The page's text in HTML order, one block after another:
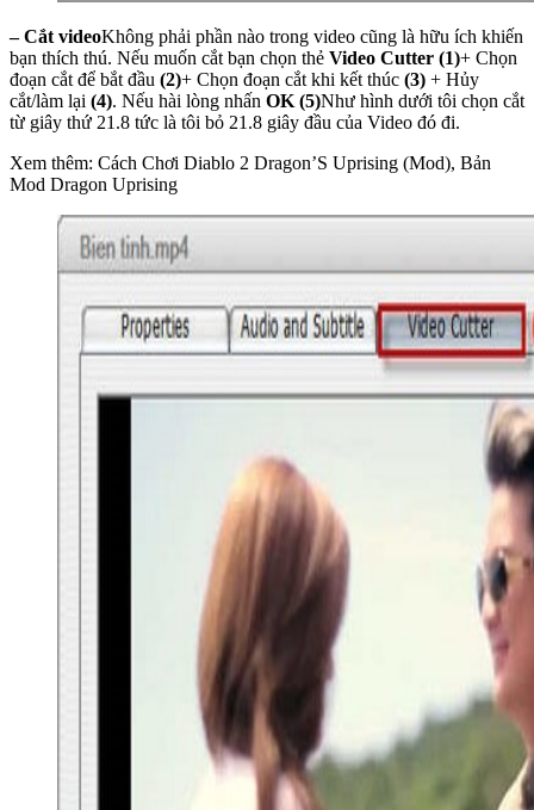
– Cắt videoKhông phải phần nào trong video cũng là hữu ích khiến
bạn thích thú. Nếu muốn cắt bạn chọn thẻ Video Cutter (1)+ Chọn
đoạn cắt để bắt đầu (2)+ Chọn đoạn cắt khi kết thúc (3) + Hủy
cắt/làm lại (4). Nếu hài lòng nhấn OK (5)Như hình dưới tôi chọn cắt
từ giây thứ 21.8 tức là tôi bỏ 21.8 giây đầu của Video đó đi.
Xem thêm: Cách Chơi Diablo 2 Dragon’S Uprising (Mod), Bản
Mod Dragon Uprising